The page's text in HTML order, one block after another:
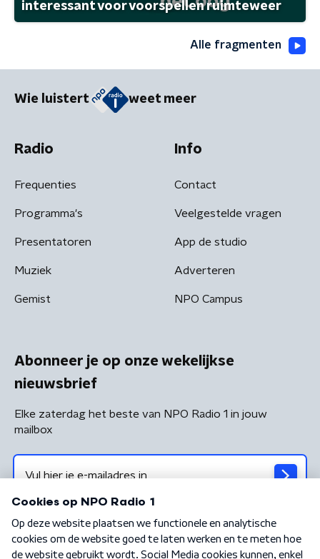
interessant voor voorspellen ruimteweer
Alle fragmenten
Wie luistert weet meer
Radio
Frequenties
Programma's
Presentatoren
Muziek
Gemist
Info
Contact
Veelgestelde vragen
App de studio
Adverteren
NPO Campus
Abonneer je op onze wekelijkse
nieuwsbrief
Elke zaterdag het beste van NPO Radio 1 in jouw
mailbox